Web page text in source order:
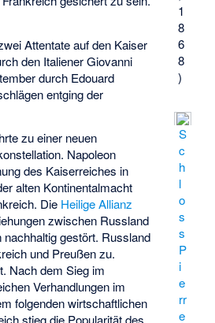
1
8
6
8
)
S
c
h
l
o
s
s
P
i
e
rr
e
Attentate auf den Kaiser
den ItalienerGiovanni
durch Edouard
entging der
zu einer neuen
Napoleon
des Kaiserreiches in
alten Kontinentalmacht
Die Heilige Allianz
zwischen Russland
nachhaltig gestört. Russland
und Preußen zu.
Nach dem Sieg im
Verhandlungen im
folgenden wirtschaftlichen